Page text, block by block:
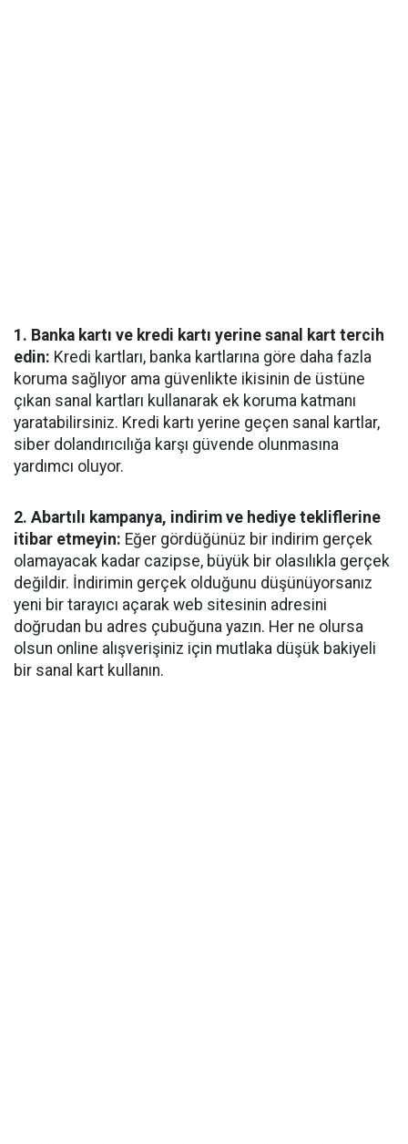
1. Banka kartı ve kredi kartı yerine sanal kart tercih
edin: Kredi kartları, banka kartlarına göre daha fazla
koruma sağlıyor ama güvenlikte ikisinin de üstüne
çıkan sanal kartları kullanarak ek koruma katmanı
yaratabilirsiniz. Kredi kartı yerine geçen sanal kartlar,
siber dolandırıcılığa karşı güvende olunmasına
yardımcı oluyor.
2. Abartılı kampanya, indirim ve hediye tekliflerine
itibar etmeyin: Eğer gördüğünüz bir indirim gerçek
olamayacak kadar cazipse, büyük bir olasılıkla gerçek
değildir. İndirimin gerçek olduğunu düşünüyorsanız
yeni bir tarayıcı açarak web sitesinin adresini
doğrudan bu adres çubuğuna yazın. Her ne olursa
olsun online alışverişiniz için mutlaka düşük bakiyeli
bir sanal kart kullanın.